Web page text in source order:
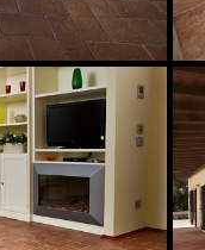
Maro Cristiani
Casa
Vedi Scheda